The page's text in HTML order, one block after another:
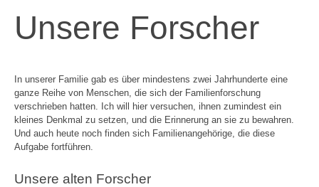
Unsere Forscher
In unserer Familie gab es über mindestens zwei Jahrhunderte eine
ganze Reihe von Menschen, die sich der Familienforschung
verschrieben hatten. Ich will hier versuchen, ihnen zumindest ein
kleines Denkmal zu setzen, und die Erinnerung an sie zu bewahren.
Und auch heute noch finden sich Familienangehörige, die diese
Aufgabe fortführen.
Unsere alten Forscher